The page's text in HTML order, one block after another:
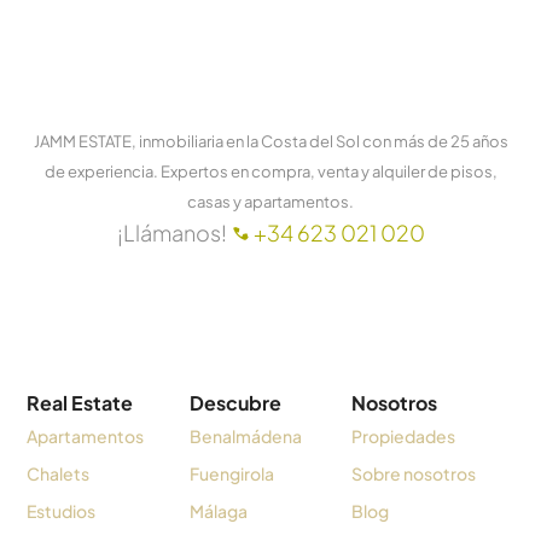
JAMM ESTATE, inmobiliaria en la Costa del Sol con más de 25 años
de experiencia. Expertos en compra, venta y alquiler de pisos,
casas y apartamentos.
¡Llámanos! +34 623 021 020
Real Estate
Apartamentos
Chalets
Estudios
Descubre
Benalmádena
Fuengirola
Málaga
Nosotros
Propiedades
Sobre nosotros
Blog